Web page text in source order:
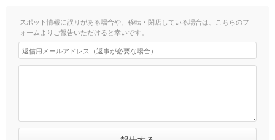
スポット情報に誤りがある場合や、移転・閉店している場合は、こちらのフ
ォームよりご報告いただけると幸いです。